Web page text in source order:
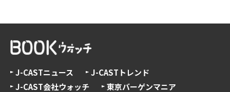
J-CASTニュース
J-CASTトレンド
J-CAST会社ウォッチ
東京バーゲンマニア